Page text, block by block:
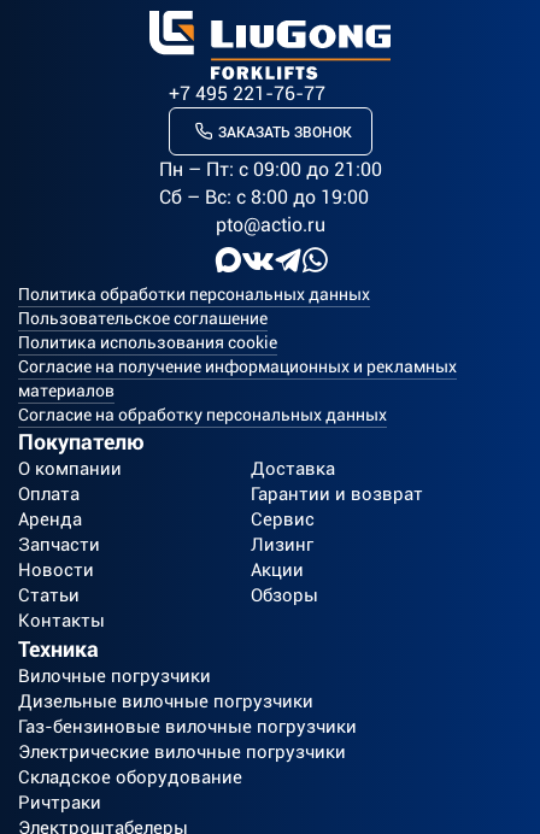
+7 495 221-76-77
ЗАКАЗАТЬ ЗВОНОК
Пн – Пт: c 09:00 до 21:00
Сб – Вс: с 8:00 до 19:00
pto@actio.ru
Политика обработки персональных данных
Пользовательское соглашение
Политика использования cookie
Согласие на получение информационных и рекламных
материалов
Согласие на обработку персональных данных
Покупателю
О компании
Доставка
Оплата
Гарантии и возврат
Аренда
Сервис
Запчасти
Лизинг
Новости
Акции
Статьи
Обзоры
Контакты
Техника
Вилочные погрузчики
Дизельные вилочные погрузчики
Газ-бензиновые вилочные погрузчики
Электрические вилочные погрузчики
Складское оборудование
Ричтраки
Электроштабелеры